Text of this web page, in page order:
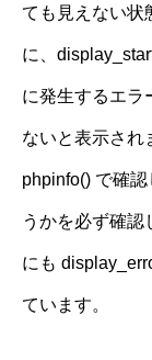
ても見えない状
に、
に発生するエラ
ないと表示され
phpinfo() で確
うかを必ず確
にも
ています。